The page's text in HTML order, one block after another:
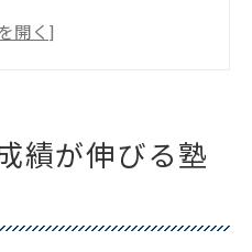
問が成績向上を導く理
塾の学習支援を最大限
績が伸びる塾